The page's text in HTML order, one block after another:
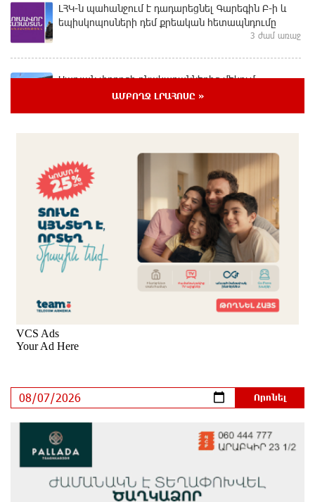
ԼՀԿ-ն պահանջում է դադարեցնել Գարեգին Բ-ի և
եպիսկոպոսների դեմ քրեական հետապնդումը
3 ժամ առաջ
Սարյան փողոցի բնակարաններից մեկում
պայթյունի հետևանքով 55-ամյա տղամարդը
Սլովակիայի արևելքում արտակարգ դրություն է
հայտարարվել շոգի ալիքների պատճառով
2 ժամ առաջ
Երթևեկության կազմակերպման փոփոխություն
տեղի կունենա
2 ժամ առաջ
կգլխավորի Ղազախստանի հավաքականը
ԱԱԾ-ն զեկույց է ներկայացրել
մեկ ժամ առաջ
Թրամփը ասել է, որ հանրապետականները կարող
են պարտվել Կոնգրեսի միջանկյալ
ընտրություններում
ԱՄԲՈՂՋ ԼՐԱՀՈՍԸ »